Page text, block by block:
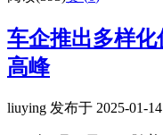
车企推出多样
高峰
liuying 发布于 2025-01-14